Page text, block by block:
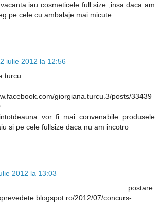
iau cosmeticele full size ,insa daca am
pe cele cu ambalaje mai micute.
iulie 2012 la 12:56
turcu
giorgiana.turcu.3/posts/33439
vor fi mai convenabile produsele
si pe cele fullsize daca nu am incotro
2012 la 13:03
postare:
2012/07/concurs-